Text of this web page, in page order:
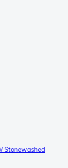
Stonewashed